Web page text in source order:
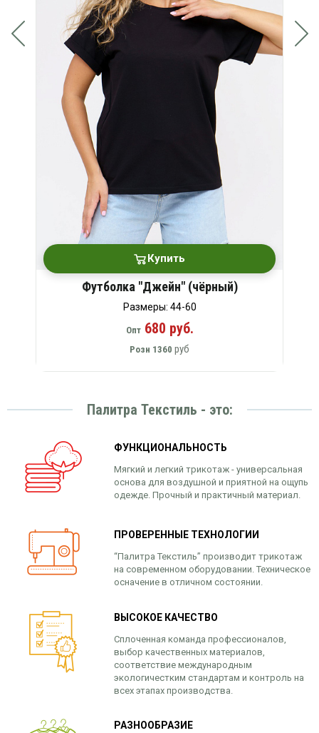
Купить
Футболка "Джейн" (чёрный)
Размеры: 44-60
Опт680 руб.
Розн 1360 руб
Палитра Текстиль - это:
ФУНКЦИОНАЛЬНОСТЬ
Мягкий и легкий трикотаж - универсальная
основа для воздушной и приятной на ощупь
одежде. Прочный и практичный материал.
ПРОВЕРЕННЫЕ ТЕХНОЛОГИИ
“Палитра Текстиль” производит трикотаж
на современном оборудовании. Техническое
осначение в отличном состоянии.
ВЫСОКОЕ КАЧЕСТВО
Сплоченная команда профессионалов,
выбор качественных материалов,
соответствие международным
экологичестким стандартам и контроль на
всех этапах производства.
РАЗНООБРАЗИЕ